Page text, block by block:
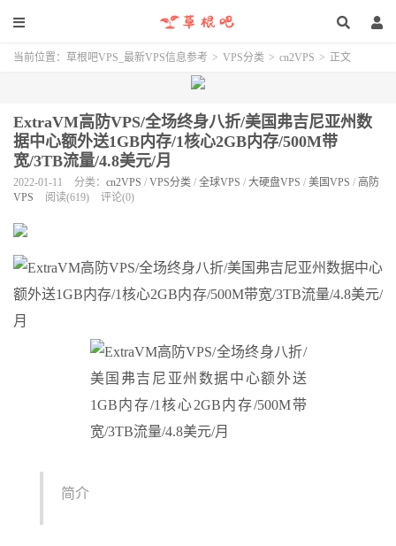
当前位置： 草根吧VPS_最新VPS信息参考 > VPS分类 > cn2VPS > 正文
ExtraVM高防VPS/全场终身八折/美国弗吉尼亚州数
据中心额外送1GB内存/1核心2GB内存/500M带
宽/3TB流量/4.8美元/月
2022-01-11 分类： cn2VPS / VPS分类 / 全球VPS / 大硬盘VPS / 美国VPS / 高防
VPS
阅读(619) 评论(0)
简介